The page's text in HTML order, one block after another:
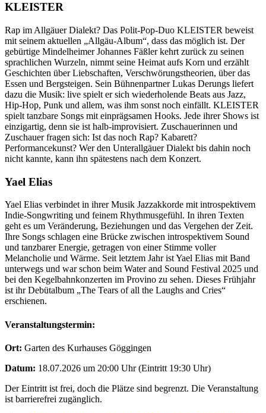
KLEISTER
Rap im Allgäuer Dialekt? Das Polit-Pop-Duo KLEISTER beweist
mit seinem aktuellen „Allgäu-Album“, dass das möglich ist. Der
gebürtige Mindelheimer Johannes Fäßler kehrt zurück zu seinen
sprachlichen Wurzeln, nimmt seine Heimat aufs Korn und erzählt
Geschichten über Liebschaften, Verschwörungstheorien, über das
Essen und Bergsteigen. Sein Bühnenpartner Lukas Derungs liefert
dazu die Musik: live spielt er sich wiederholende Beats aus Jazz,
Hip-Hop, Punk und allem, was ihm sonst noch einfällt. KLEISTER
spielt tanzbare Songs mit einprägsamen Hooks. Jede ihrer Shows ist
einzigartig, denn sie ist halb-improvisiert. Zuschauerinnen und
Zuschauer fragen sich: Ist das noch Rap? Kabarett?
Performancekunst? Wer den Unterallgäuer Dialekt bis dahin noch
nicht kannte, kann ihn spätestens nach dem Konzert.
Yael Elias
Yael Elias verbindet in ihrer Musik Jazzakkorde mit introspektivem
Indie-Songwriting und feinem Rhythmusgefühl. In ihren Texten
geht es um Veränderung, Beziehungen und das Vergehen der Zeit.
Ihre Songs schlagen eine Brücke zwischen introspektivem Sound
und tanzbarer Energie, getragen von einer Stimme voller
Melancholie und Wärme. Seit letztem Jahr ist Yael Elias mit Band
unterwegs und war schon beim Water and Sound Festival 2025 und
bei den Kegelbahnkonzerten im Provino zu sehen. Dieses Frühjahr
ist ihr Debütalbum „The Tears of all the Laughs and Cries“
erschienen.
Veranstaltungstermin:
Ort: Garten des Kurhauses Göggingen
Datum: 18.07.2026 um 20:00 Uhr (Eintritt 19:30 Uhr)
Der Eintritt ist frei, doch die Plätze sind begrenzt. Die Veranstaltung
ist barrierefrei zugänglich.